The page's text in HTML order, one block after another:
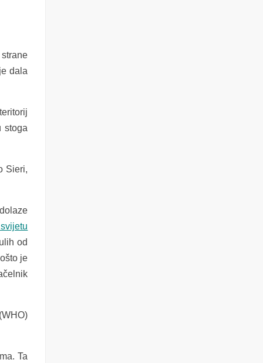
dala
stoga
Sieri,
od
je
Ta